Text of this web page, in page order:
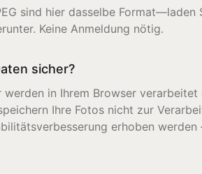
sind hier dasselbe
Keine Anmeldung nötig.
sicher?
werden in Ihrem Browser
Ihre Fotos nicht zur
erhoben